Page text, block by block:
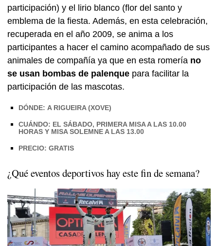
participación) y el lirio blanco (flor del santo y
emblema de la fiesta. Además, en esta celebración,
recuperada en el año 2009, se anima a los
participantes a hacer el camino acompañado de sus
animales de compañía ya que en esta romería no
se usan bombas de palenque para facilitar la
participación de las mascotas.
DÓNDE: A RIGUEIRA (XOVE)
CUÁNDO: EL SÁBADO, PRIMERA MISA A LAS 10.00
HORAS Y MISA SOLEMNE A LAS 13.00
PRECIO: GRATIS
¿Qué eventos deportivos hay este fin de semana?